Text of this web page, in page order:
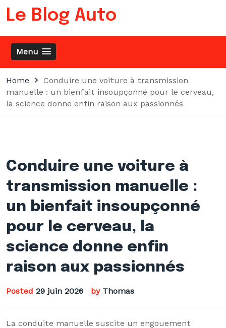
Skip
Le Blog Auto
Menu
Home
Conduire une voiture à transmission
manuelle : un bienfait insoupçonné pour le cerveau,
la science donne enfin raison aux passionnés
Conduire une voiture à
transmission manuelle :
un bienfait insoupçonné
pour le cerveau, la
science donne enfin
raison aux passionnés
Posted 29 juin 2026 by Thomas
La conduite manuelle suscite un engouement